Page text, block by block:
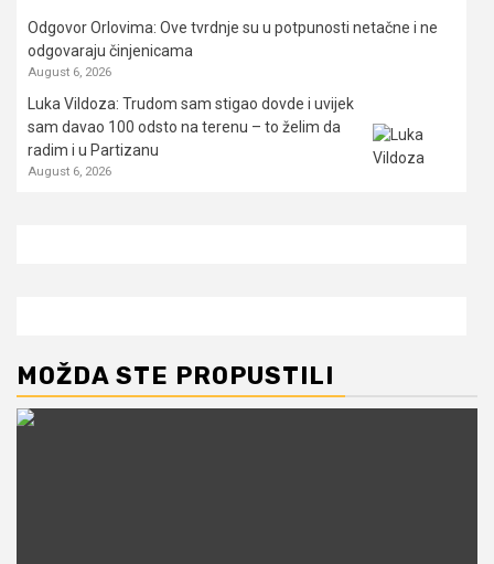
Odgovor Orlovima: ​Ove tvrdnje su u potpunosti netačne i ne
odgovaraju činjenicama
August 6, 2026
Luka Vildoza: Trudom sam stigao dovde i uvijek
sam davao 100 odsto na terenu – to želim da
radim i u Partizanu
August 6, 2026
MOŽDA STE PROPUSTILI